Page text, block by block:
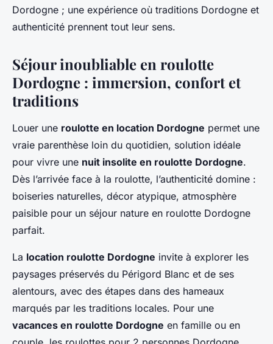
Dordogne ; une expérience où traditions Dordogne et
authenticité prennent tout leur sens.
Séjour inoubliable en roulotte
Dordogne : immersion, confort et
traditions
Louer une roulotte en location Dordogne permet une
vraie parenthèse loin du quotidien, solution idéale
pour vivre une nuit insolite en roulotte Dordogne.
Dès l’arrivée face à la roulotte, l’authenticité domine :
boiseries naturelles, décor atypique, atmosphère
paisible pour un séjour nature en roulotte Dordogne
parfait.
La location roulotte Dordogne invite à explorer les
paysages préservés du Périgord Blanc et de ses
alentours, avec des étapes dans des hameaux
marqués par les traditions locales. Pour une
vacances en roulotte Dordogne en famille ou en